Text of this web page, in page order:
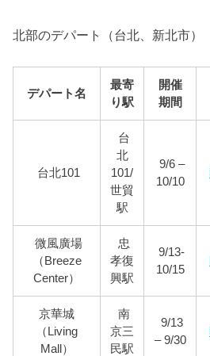
北部のデパート（台北、新北市）
デパート名
最寄
り駅
開催
期間
台北101
台
北
101/
世貿
駅
9/6 –
10/10
微風廣場
（Breeze
Center）
忠
孝復
興駅
9/13-
10/15
京華城
（Living
Mall）
南
京三
民駅
9/13
– 9/30